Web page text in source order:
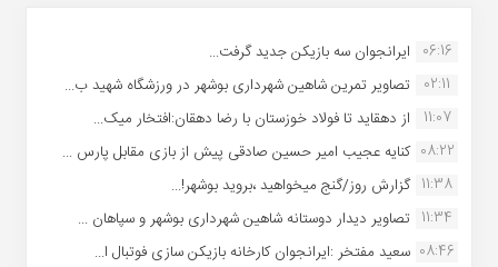
06:16 ایرانجوان سه بازیکن جدید گرفت...
02:11
تصاویر تمرین شاهین شهردارى بوشهر در ورزشگاه شهید ب...
11:07
از دهقاید تا فولاد خوزستان با رضا دهقان:افتخار میک...
08:22 کنایه عجیب امیر حسین صادقی پیش از بازی مقابل پارس ...
11:38 گزارش روز/گنج میخواهید ،بروید بوشهر!...
11:34 تصاویر دیدار دوستانه شاهین شهردارى بوشهر و سپاهان ...
08:46 سعید مفتخر :ایرانجوان کارخانه بازیکن سازی فوتبال ا...